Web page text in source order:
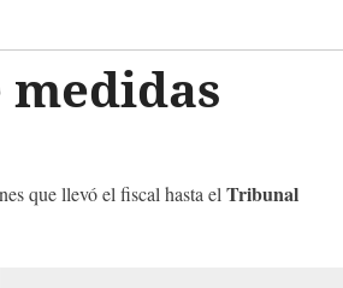
medidas
que llevó el fiscal hasta el Tribunal